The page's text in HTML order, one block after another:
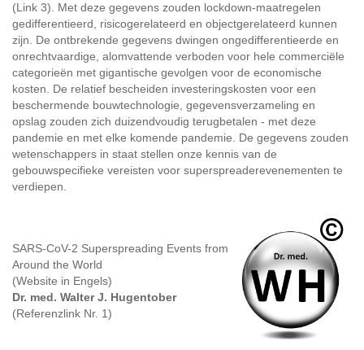
(Link 3). Met deze gegevens zouden lockdown-maatregelen
gedifferentieerd, risicogerelateerd en objectgerelateerd kunnen
zijn. De ontbrekende gegevens dwingen ongedifferentieerde en
onrechtvaardige, alomvattende verboden voor hele commerciële
categorieën met gigantische gevolgen voor de economische
kosten. De relatief bescheiden investeringskosten voor een
beschermende bouwtechnologie, gegevensverzameling en
opslag zouden zich duizendvoudig terugbetalen - met deze
pandemie en met elke komende pandemie. De gegevens zouden
wetenschappers in staat stellen onze kennis van de
gebouwspecifieke vereisten voor superspreaderevenementen te
verdiepen.
SARS-CoV-2 Superspreading Events from
Around the World
(Website in Engels)
Dr. med. Walter J. Hugentober
(Referenzlink Nr. 1)